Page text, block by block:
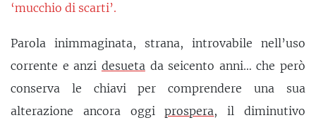
‘mucchio di scarti’.
Parola inimmaginata, strana, introvabile nell’uso
corrente e anzi desueta da seicento anni… che però
conserva le chiavi per comprendere una sua
alterazione ancora oggiprospera, il diminutivo